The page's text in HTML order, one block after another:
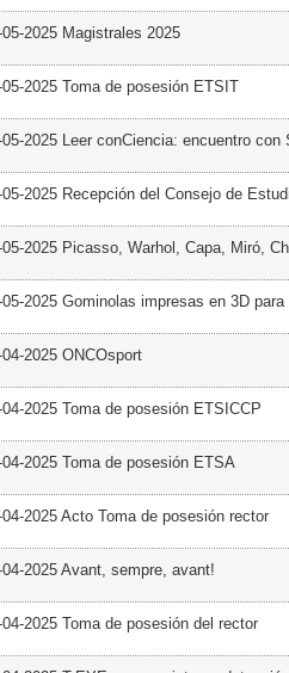
05-2025 Magistrales 2025
05-2025 Toma de posesión ETSIT
05-2025 Leer conCiencia: encuentro con
05-2025 Recepción del Consejo de
05-2025 Picasso, Warhol, Capa, Miró,
05-2025 Gominolas impresas en 3D
2025 ONCOsport
04-2025 Toma de posesión ETSICCP
04-2025 Toma de posesión ETSA
04-2025 Acto Toma de posesión rector
04-2025 Avant, sempre, avant!
04-2025 Toma de posesión del rector